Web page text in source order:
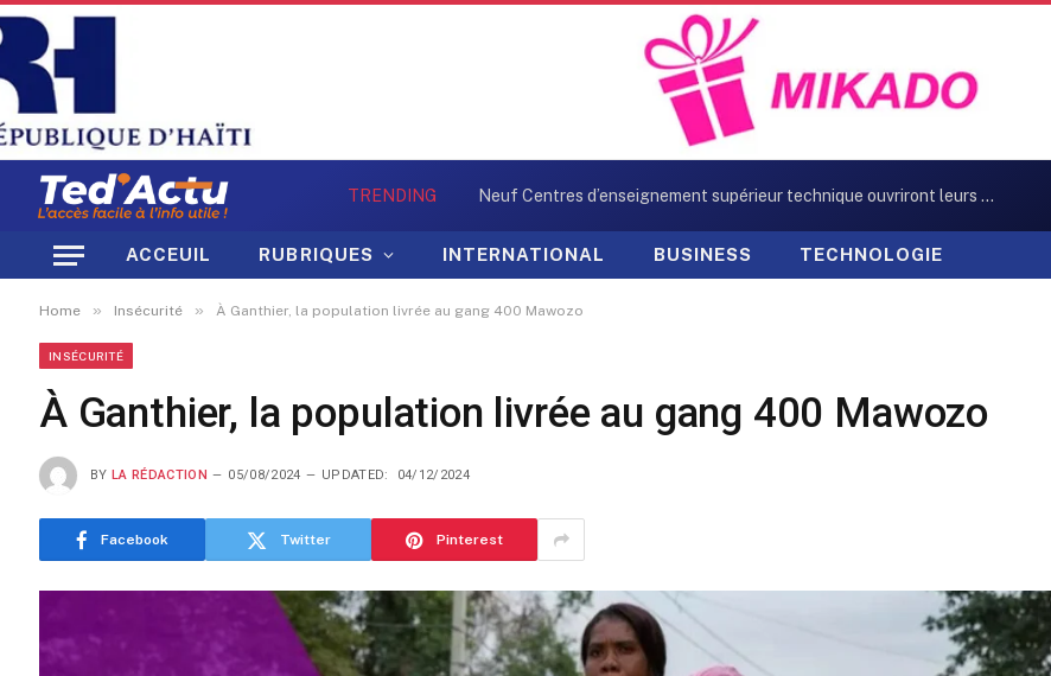
TRENDING Neuf Centres d’enseignement supérieur technique ouvriront leurs portes en octobre
ACCEUIL RUBRIQUES INTERNATIONAL BUSINESS TECHNOLOGIE
Home » Insécurité » À Ganthier, la population livrée au gang 400 Mawozo
INSÉCURITÉ
À Ganthier, la population livrée au gang 400 Mawozo
BY LA RÉDACTION 05/08/2024 UPDATED: 04/12/2024
Facebook Twitter Pinterest